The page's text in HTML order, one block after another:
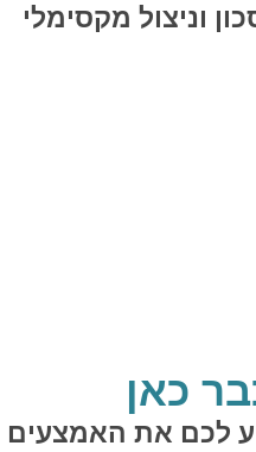
וניצול מקסימלי
כאן
לכם את האמצעים